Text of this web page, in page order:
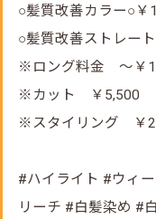
○髪質改善カラー○￥
○髪質改善ストレー
※ロング料金 ～￥
※カット ￥5,500
※スタイリング ￥
#ハイライト #ウィ
リーチ #白髪染め #